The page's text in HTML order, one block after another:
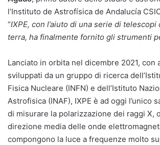
l’Instituto de Astrofísica de Andalucía
“IXPE, con l’aiuto di una serie di
terra, ha finalmente fornito gli strumenti
Lanciato in orbita nel dicembre 2021, con
sviluppati da un gruppo di ricerca
Fisica Nucleare (INFN) e dell’Istituto
Astrofisica (INAF), IXPE è ad oggi l’unico
di misurare la polarizzazione dei raggi X,
direzione media delle onde
compongono la luce a frequenze molto